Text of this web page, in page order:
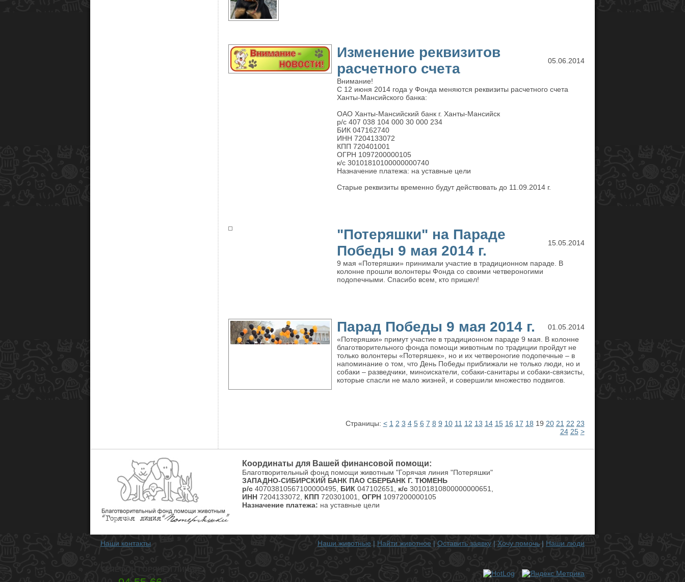
Изменение реквизитов
расчетного счета
05.06.2014
Внимание!
С 12 июня 2014 года у Фонда меняются реквизиты расчетного счета
Ханты-Мансийского банка:
ОАО Ханты-Мансийский банк г. Ханты-Мансийск
р/с 407 038 104 000 30 000 234
БИК 047162740
ИНН 7204133072
КПП 720401001
ОГРН 1097200000105
к/с 30101810100000000740
Назначение платежа: на уставные цели
Старые реквизиты временно будут действовать до 11.09.2014 г.
"Потеряшки" на Параде
Победы 9 мая 2014 г.
15.05.2014
9 мая «Потеряшки» принимали участие в традиционном параде. В
колонне прошли волонтеры Фонда со своими четвероногими
подопечными. Спасибо всем, кто пришел!
Парад Победы 9 мая 2014 г.
01.05.2014
«Потеряшки» примут участие в традиционном параде 9 мая. В колонне
благотворительного фонда помощи животным по традиции пройдут не
только волонтеры «Потеряшек», но и их четвероногие подопечные – в
напоминание о том, что День Победы приближали не только люди, но и
собаки – разведчики, миноискатели, собаки-санитары и собаки-связисты,
которые спасли не мало жизней, и совершили множество подвигов.
Страницы: < 1 2 3 4 5 6 7 8 9 10 11 12 13 14 15 16 17 18 19 20 21 22 23
24 25 >
Координаты для Вашей финансовой помощи:
Благотворительный фонд помощи животным "Горячая линия "Потеряшки"
ЗАПАДНО-СИБИРСКИЙ БАНК ПАО СБЕРБАНК Г. ТЮМЕНЬ
р/с 40703810567100000495, БИК 047102651, к/с 30101810800000000651,
ИНН 7204133072, КПП 720301001, ОГРН 1097200000105
Назначение платежа: на уставные цели
Наши контакты Наши животные | Найти животное | Оставить заявку | Хочу помочь | Наши люди